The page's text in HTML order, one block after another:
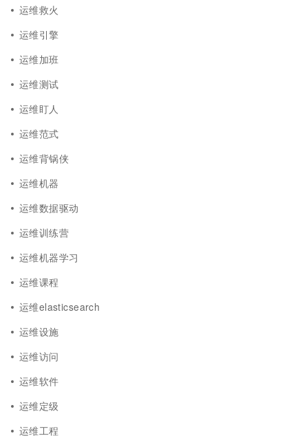
运维救火
运维引擎
运维加班
运维测试
运维盯人
运维范式
运维背锅侠
运维机器
运维数据驱动
运维训练营
运维机器学习
运维课程
运维elasticsearch
运维设施
运维访问
运维软件
运维定级
运维工程